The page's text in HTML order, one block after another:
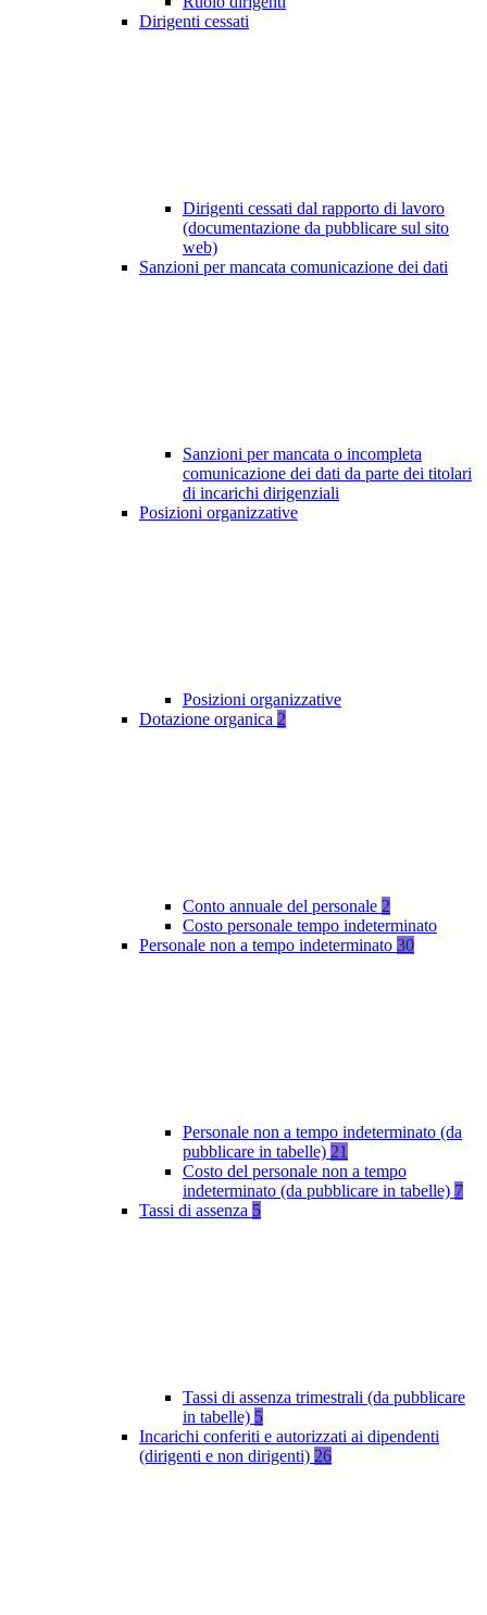
Dirigenti cessati
Dirigenti cessati dal rapporto di lavoro
(documentazione da pubblicare sul sito
web)
Sanzioni per mancata comunicazione dei dati
Sanzioni per mancata o incompleta
comunicazione dei dati da parte dei titolari
di incarichi dirigenziali
Posizioni organizzative
Posizioni organizzative
Dotazione organica 2
Conto annuale del personale 2
Costo personale tempo indeterminato
Personale non a tempo indeterminato 30
Personale non a tempo indeterminato (da
pubblicare in tabelle) 21
Costo del personale non a tempo
indeterminato (da pubblicare in tabelle) 7
Tassi di assenza 5
Tassi di assenza trimestrali (da pubblicare
in tabelle) 5
Incarichi conferiti e autorizzati ai dipendenti
(dirigenti e non dirigenti) 26